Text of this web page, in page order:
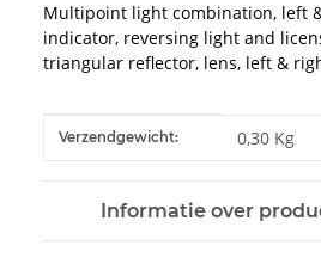
Multipoint light combination, left
indicator, reversing light and
triangular reflector, lens, left &
#productDetails.itemValue#
Verzendgewicht: 0,30 Kg
Informatie over